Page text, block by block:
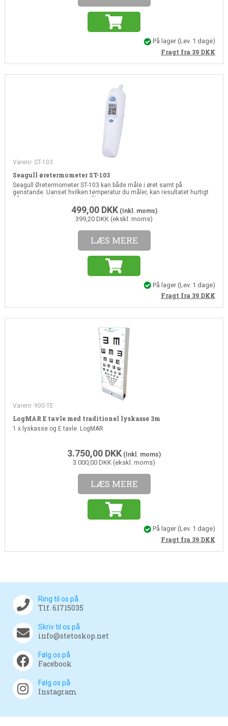
På lager(Lev. 1 dage)
Fragt fra 39 DKK
Varenr. ST-103
Seagull øretermometer ST-103
Seagull Øretermometer ST-103 kan både måle i øret samt på
genstande. Uanset hvilken temperatur du måler, kan resultatet hurtigt
aflæses i displayet, og en måling tager cirka 1 sekund.
499,00 DKK(Inkl. moms)
399,20 DKK (ekskl. moms)
LÆS MERE
På lager(Lev. 1 dage)
Fragt fra 39 DKK
Varenr. 900-TE
LogMAR E tavle med traditionel lyskasse 3m
1 x lyskasse og E tavle. LogMAR
3.750,00 DKK (Inkl. moms)
3.000,00 DKK (ekskl. moms)
LÆS MERE
På lager(Lev. 1 dage)
Fragt fra 39 DKK
Ring til os på
Tlf. 61715035
Skriv til os på
info@stetoskop.net
Følg os på
Facebook
Følg os på
Instagram